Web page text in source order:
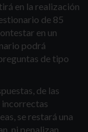
en la realización
de 85
en un
podrá
de tipo
de las
incorrectas
se restará una
ni penalizan.